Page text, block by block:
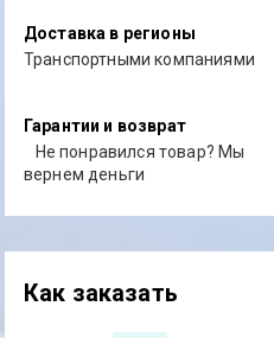
Доставка в регионы
Транспортными компаниями
Гарантии и возврат
Не понравился товар? Мы
вернем деньги
Как заказать